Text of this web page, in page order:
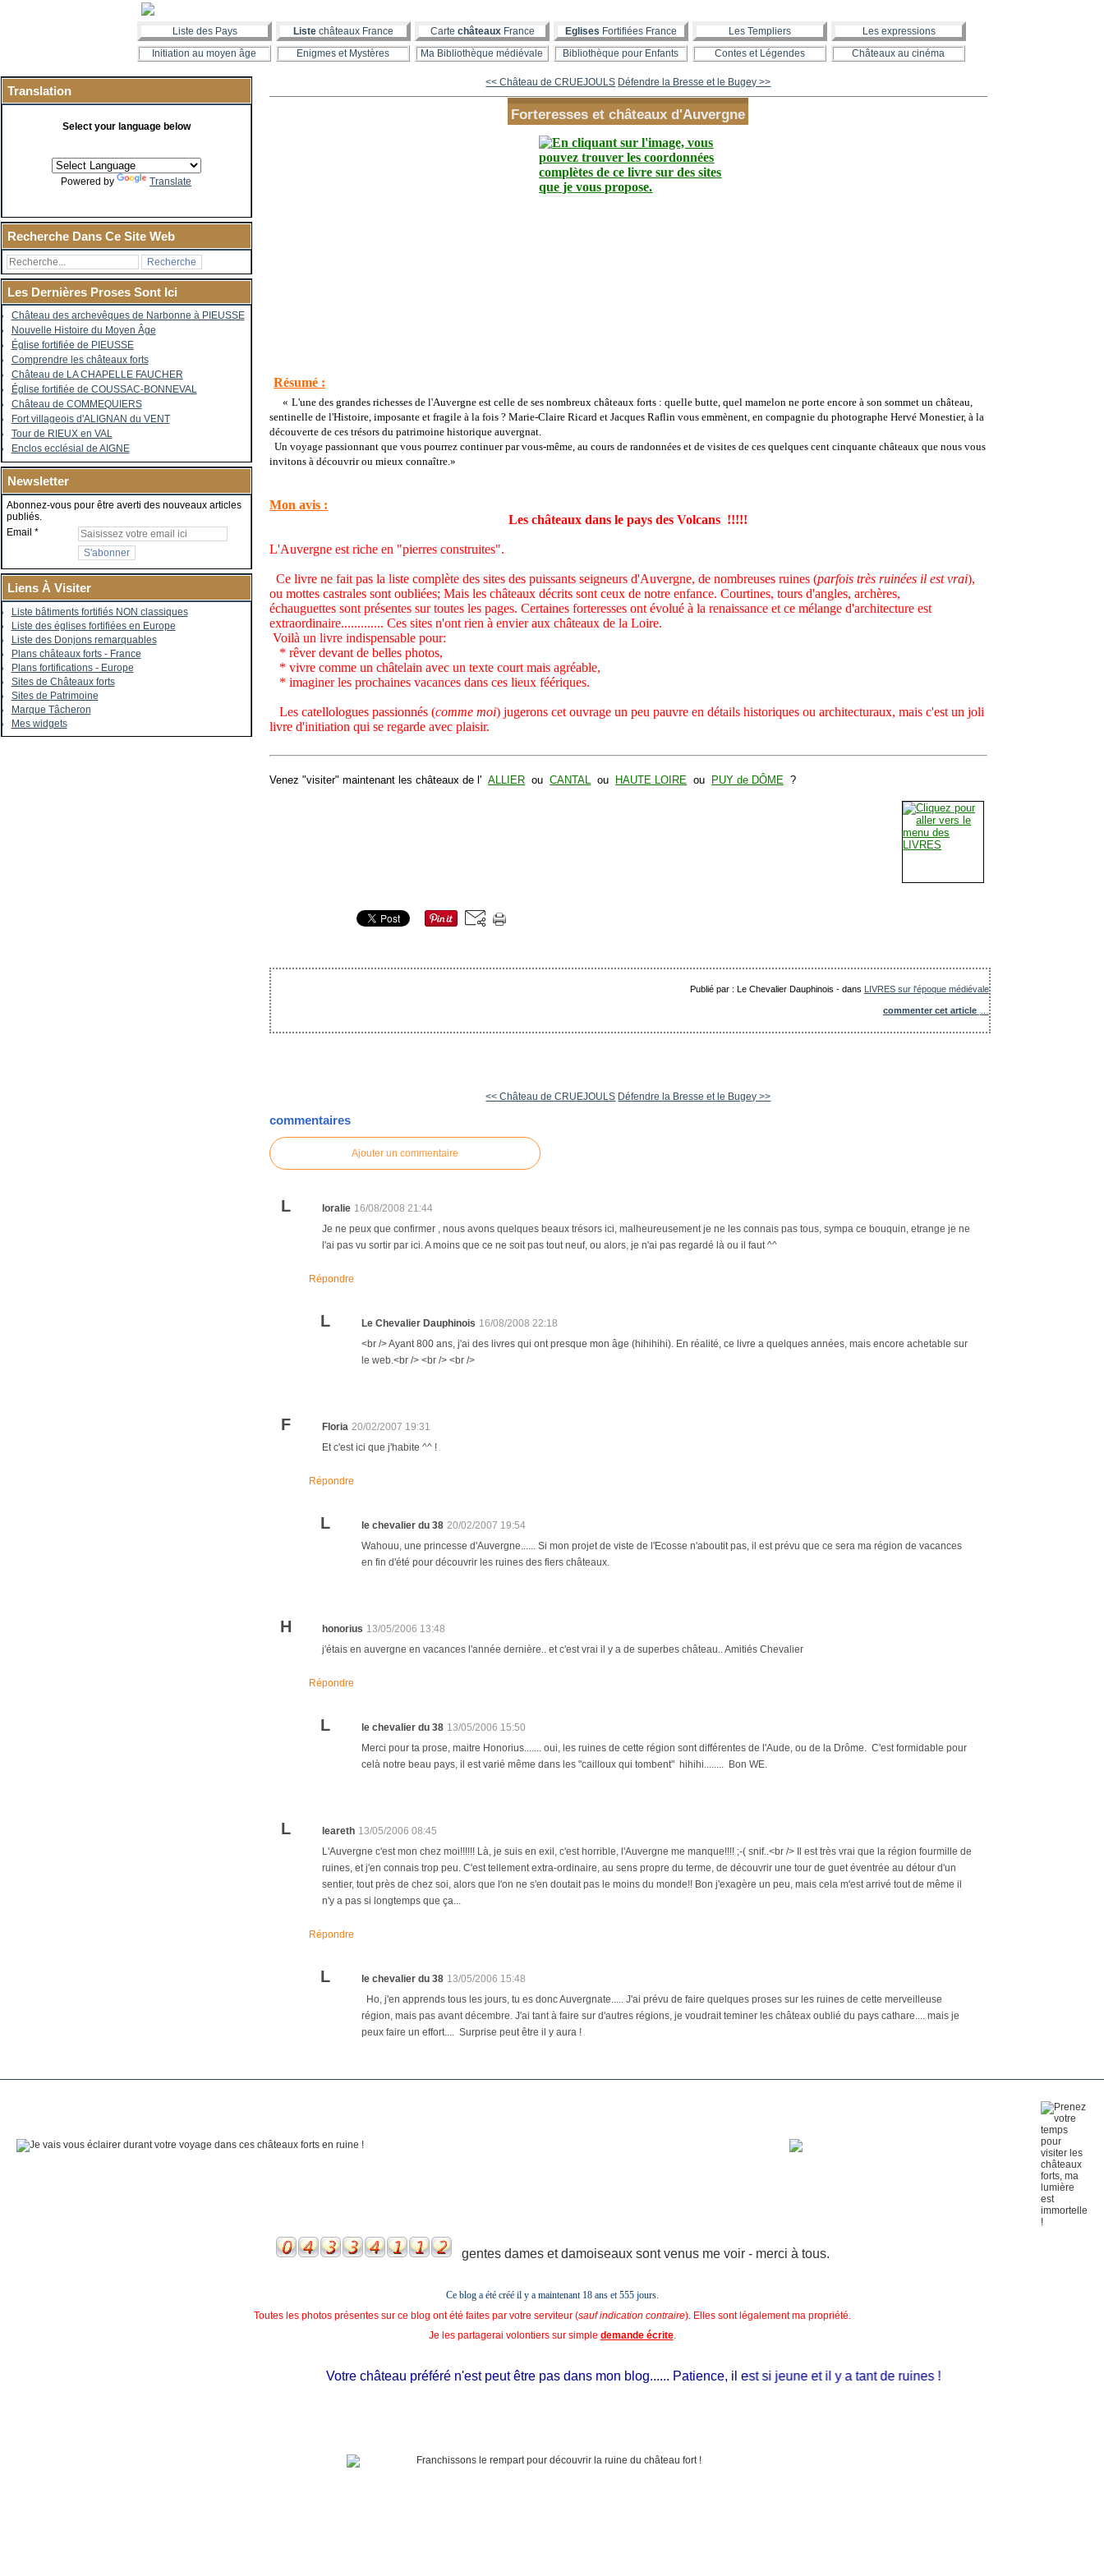
Liste des Pays Liste châteaux France Carte châteauxFrance Eglises Fortifiées France Les Templiers
Les expressions
Initiation au moyen âge
Enigmes et Mystères Ma Bibliothèque médiévale Bibliothèque pour Enfants Contes et Légendes Châteaux au cinéma
Translation
Select your language below
Powered by Translate
Recherche Dans Ce Site Web
Les Dernières Proses Sont Ici
Château des archevêques de Narbonne à PIEUSSE
Nouvelle Histoire du Moyen Âge
Église fortifiée de PIEUSSE
Comprendre les châteaux forts
Château de LA CHAPELLE FAUCHER
Église fortifiée de COUSSAC-BONNEVAL
Château de COMMEQUIERS
Fort villageois d'ALIGNAN du VENT
Tour de RIEUX en VAL
Enclos ecclésial de AIGNE
Newsletter
Abonnez-vous pour être averti des nouveaux articles
publiés.
Email
Liens À Visiter
Liste bâtiments fortifiés NON classiques
Liste des églises fortifiées en Europe
Liste des Donjons remarquables
Plans châteaux forts - France
Plans fortifications - Europe
Sites de Châteaux forts
Sites de Patrimoine
Marque Tâcheron
Mes widgets
<< Château de CRUEJOULS Défendre la Bresse et le Bugey >>
Forteresses et châteaux d'Auvergne
Résumé :
« L'une des grandes richesses de l'Auvergne est celle de ses nombreux châteaux forts : quelle butte, quel mamelon ne porte encore à son sommet un château,
sentinelle de l'Histoire, imposante et fragile à la fois ? Marie-Claire Ricard et Jacques Raflin vous emmènent, en compagnie du photographe Hervé Monestier, à la
découverte de ces trésors du patrimoine historique auvergnat.
Un voyage passionnant que vous pourrez continuer par vous-même, au cours de randonnées et de visites de ces quelques cent cinquante châteaux que nous vous
invitons à découvrir ou mieux connaître.»
Mon avis :
Les châteaux dans le pays des Volcans !!!!!
L'Auvergne est riche en "pierres construites".
Ce livre ne fait pas la liste complète des sites des puissants seigneurs d'Auvergne, de nombreuses ruines (parfois très ruinées il est vrai),
ou mottes castrales sont oubliées; Mais les châteaux décrits sont ceux de notre enfance. Courtines, tours d'angles, archères,
échauguettes sont présentes sur toutes les pages. Certaines forteresses ont évolué à la renaissance et ce mélange d'architecture est
extraordinaire............. Ces sites n'ont rien à envier aux châteaux de la Loire.
Voilà un livre indispensable pour:
* rêver devant de belles photos,
* vivre comme un châtelain avec un texte court mais agréable,
* imaginer les prochaines vacances dans ces lieux féériques.
Les catellologues passionnés (comme moi) jugerons cet ouvrage un peu pauvre en détails historiques ou architecturaux, mais c'est un joli
livre d'initiation qui se regarde avec plaisir.
Venez "visiter" maintenant les châteaux de l'ALLIER ouCANTAL ou HAUTE LOIRE ou PUY de DÔME ?
Publié par : Le Chevalier Dauphinois -dans LIVRES sur l'époque médiévale
commenter cet article
<< Château de CRUEJOULS Défendre la Bresse et le Bugey >>
commentaires
Ajouter un commentaire
L loralie 16/08/2008 21:44
Je ne peux que confirmer , nous avons quelques beaux trésors ici, malheureusement je ne les connais pas tous, sympa ce bouquin, etrange je ne
l'ai pas vu sortir par ici. A moins que ce ne soit pas tout neuf, ou alors, je n'ai pas regardé là ou il faut ^^
Répondre
L Le Chevalier Dauphinois 16/08/2008 22:18
<br /> Ayant 800 ans, j'ai des livres qui ont presque mon âge (hihihihi). En réalité, ce livre a quelques années, mais encore achetable sur
le web.<br /> <br /> <br />
F Floria 20/02/2007 19:31
Et c'est ici que j'habite ^^ !
Répondre
L le chevalier du 38 20/02/2007 19:54
Wahouu, une princesse d'Auvergne...... Si mon projet de viste de l'Ecosse n'aboutit pas, il est prévu que ce sera ma région de vacances
en fin d'été pour découvrir les ruines des fiers châteaux.
H honorius 13/05/2006 13:48
j'étais en auvergne en vacances l'année dernière.. et c'est vrai il y a de superbes château.. Amitiés Chevalier
Répondre
L le chevalier du 38 13/05/2006 15:50
Merci pour ta prose, maitre Honorius....... oui, les ruines de cette région sont différentes de l'Aude, ou de la Drôme. C'est formidable pour
celà notre beau pays, il est varié même dans les "cailloux qui tombent" hihihi........ Bon WE.
L leareth 13/05/2006 08:45
L'Auvergne c'est mon chez moi!!!!!! Là, je suis en exil, c'est horrible, l'Auvergne me manque!!!! ;-( snif..<br /> Il est très vrai que la région fourmille de
ruines, et j'en connais trop peu. C'est tellement extra-ordinaire, au sens propre du terme, de découvrir une tour de guet éventrée au détour d'un
sentier, tout près de chez soi, alors que l'on ne s'en doutait pas le moins du monde!! Bon j'exagère un peu, mais cela m'est arrivé tout de même il
n'y a pas si longtemps que ça...
Répondre
L le chevalier du 38 13/05/2006 15:48
Ho, j'en apprends tous les jours, tu es donc Auvergnate..... J'ai prévu de faire quelques proses sur les ruines de cette merveilleuse
région, mais pas avant décembre. J'ai tant à faire sur d'autres régions, je voudrait teminer les châteax oublié du pays cathare.... mais je
peux faire un effort.... Surprise peut être il y aura !
gentes dames et damoiseaux sont venus me voir - merci à tous.
Ce blog a été créé il y a maintenant 18 ans et555 jours.
Toutes les photos présentes sur ce blog ont été faites par votre serviteur (sauf indication contraire). Elles sont légalement ma propriété.
Je les partagerai volontiers sur simple demande écrite.
Votre château préféré n'est peut être pas dans mon blog...... Patience, il est si jeune et il y a tant de ruines !